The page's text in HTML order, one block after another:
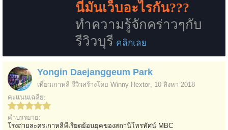
นี่มันเว็บอะไรกัน???
ทำความรู้จักคร่าวๆกับ
รีวิวบุรี คลิกเลย
Yongin Daejanggeum Park
เที่ยวเกาหลี รีวิวสร้างโดย Winny Hextor, 10 สิงหา 2018
คะแนนเฉลี่ย:
คำบรรยาย:
โรงถ่ายละครเกาหลีพีเรียดย้อนยุคของสถานีโทรทัศน์ MBC